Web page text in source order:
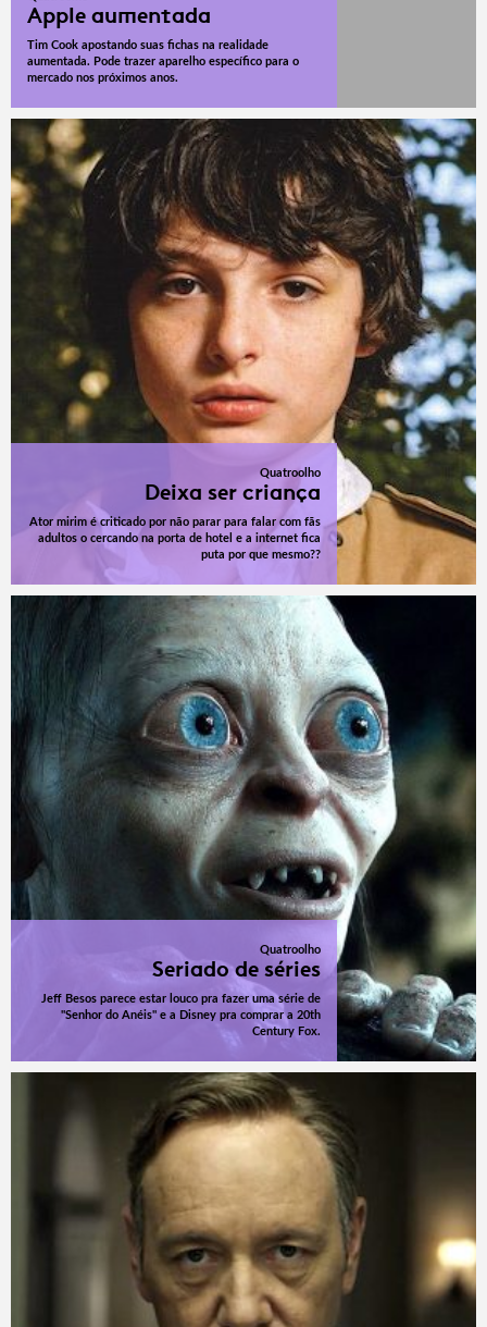
Apple aumentada
Tim Cook apostando suas fichas na realidade
aumentada. Pode trazer aparelho específico para o
mercado nos próximos anos.
Quatroolho
Deixa ser criança
Ator mirim é criticado por não parar para falar com fãs
adultos o cercando na porta de hotel e a internet fica
puta por que mesmo??
Quatroolho
Seriado de séries
Jeff Besos parece estar louco pra fazer uma série de
"Senhor do Anéis" e a Disney pra comprar a 20th
Century Fox.